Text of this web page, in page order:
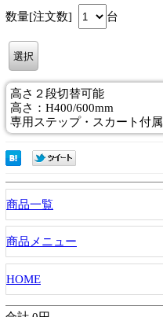
数量[注文数] 台
高さ２段切替可能
高さ：H400/600mm
専用ステップ・スカート付属
商品一覧
商品メニュー
HOME